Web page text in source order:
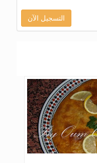
التسجيل الآن